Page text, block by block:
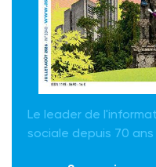
Le leader de
sociale depuis 70 ans